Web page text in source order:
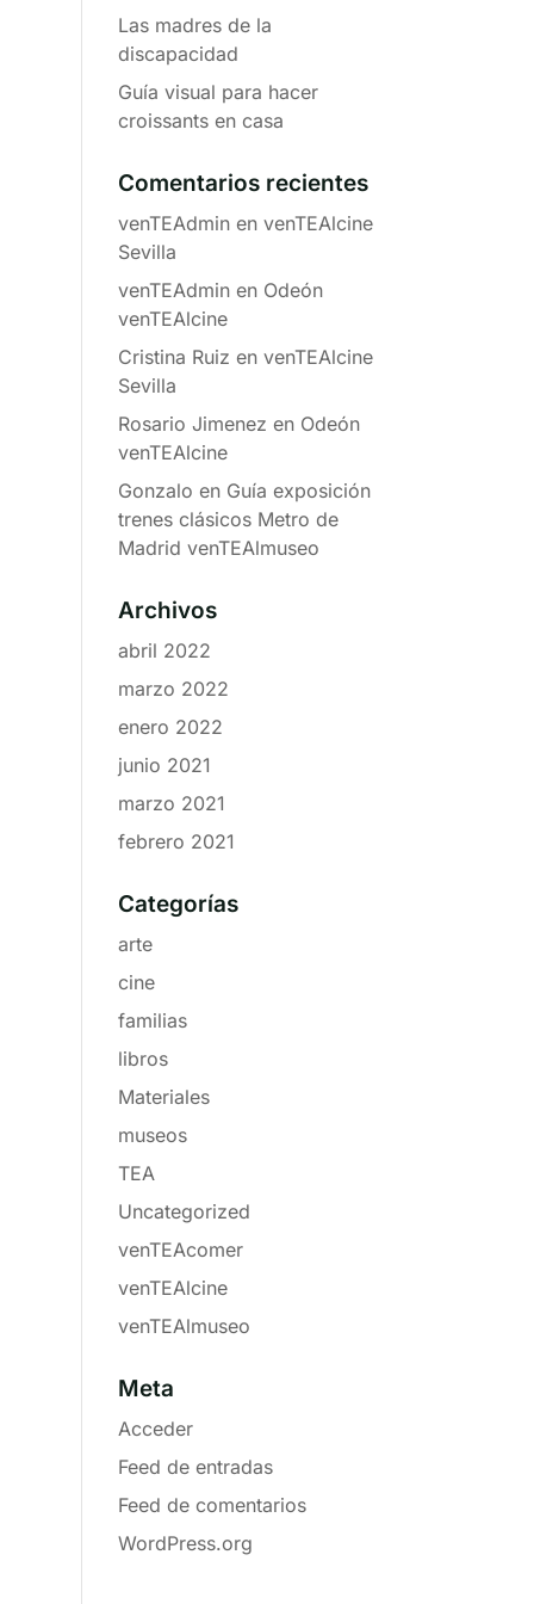
Las madres de la
discapacidad
Guía visual para hacer
croissants en casa
Comentarios recientes
venTEAdminen venTEAlcine
Sevilla
venTEAdminen Odeón
venTEAlcine
Cristina Ruiz en venTEAlcine
Sevilla
Rosario Jimenez en Odeón
venTEAlcine
Gonzalo en Guía exposición
trenes clásicos Metro de
Madrid venTEAlmuseo
Archivos
abril 2022
marzo 2022
enero 2022
junio 2021
marzo 2021
febrero 2021
Categorías
arte
cine
familias
libros
Materiales
museos
TEA
Uncategorized
venTEAcomer
venTEAlcine
venTEAlmuseo
Meta
Acceder
Feed de entradas
Feed de comentarios
WordPress.org